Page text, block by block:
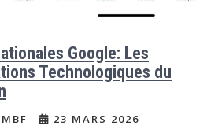
Google: Les
Technologiques du
23 MARS 2026